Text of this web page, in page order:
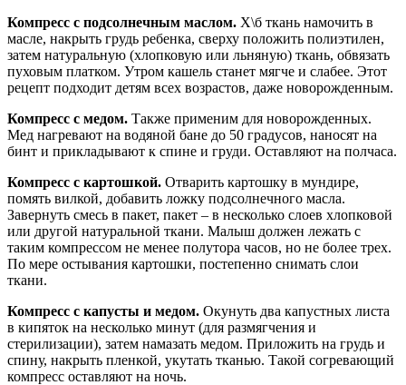
Компресс с подсолнечным маслом. Х\б ткань намочить в
масле, накрыть грудь ребенка, сверху положить полиэтилен,
затем натуральную (хлопковую или льняную) ткань, обвязать
пуховым платком. Утром кашель станет мягче и слабее. Этот
рецепт подходит детям всех возрастов, даже новорожденным.
Компресс с медом. Также применим для новорожденных.
Мед нагревают на водяной бане до 50 градусов, наносят на
бинт и прикладывают к спине и груди. Оставляют на полчаса.
Компресс с картошкой. Отварить картошку в мундире,
помять вилкой, добавить ложку подсолнечного масла.
Завернуть смесь в пакет, пакет – в несколько слоев хлопковой
или другой натуральной ткани. Малыш должен лежать с
таким компрессом не менее полутора часов, но не более трех.
По мере остывания картошки, постепенно снимать слои
ткани.
Компресс с капусты и медом. Окунуть два капустных листа
в кипяток на несколько минут (для размягчения и
стерилизации), затем намазать медом. Приложить на грудь и
спину, накрыть пленкой, укутать тканью. Такой согревающий
компресс оставляют на ночь.